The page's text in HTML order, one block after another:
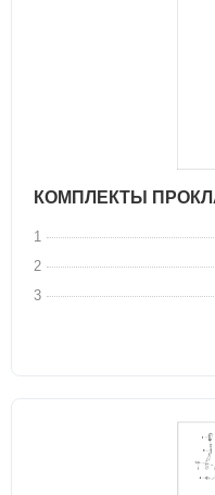
КОМПЛЕКТЫ
1
2
3